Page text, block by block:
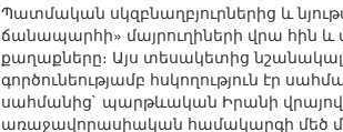
Պատմական սկզբնաղբյուրներից և
ճանապարհի» մայրուղիների վրա հին և
քաղաքները։ Այս տեսակետից
գործունեությամբ հսկողություն էր
սահմանից` պարթևական Իրանի վրայով
առաջավորասիական համակարգի մեծ